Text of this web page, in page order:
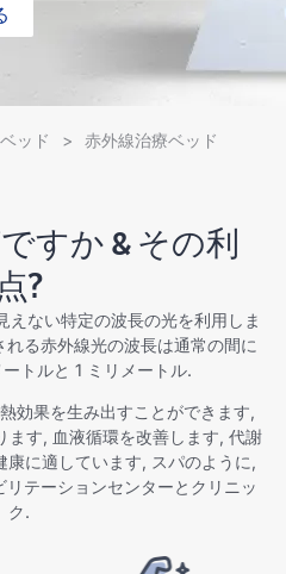
ッド > 赤外線治療ベッド
すか & その利
点?
えない特定の波長の光を利用しま
る赤外線光の波長は通常の間に
トルと 1 ミリメートル.
効果を生み出すことができます,
ます, 血液循環を改善します, 代謝
に適しています, スパのように,
テーションセンターとクリニッ
ク.